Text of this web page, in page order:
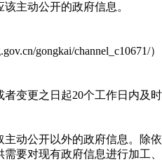
主动公开的政府信息。
gongkai/channel_c10671/）
变更之日起20个工作日内及
动公开以外的政府信息。除
要对现有政府信息进行加工、